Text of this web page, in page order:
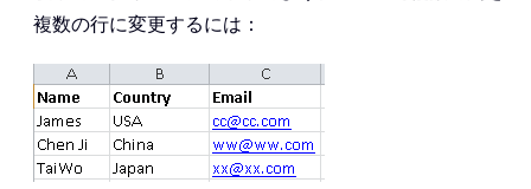
複数の行に変更するには：